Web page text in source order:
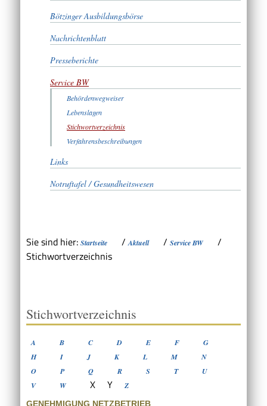
Bötzinger Ausbildungsbörse
Nachrichtenblatt
Presseberichte
Service BW
Behördenwegweiser
Lebenslagen
Stichwortverzeichnis
Verfahrensbeschreibungen
Links
Notruftafel / Gesundheitswesen
Sie sind hier: Startseite /Aktuell / Service BW
/
Stichwortverzeichnis
Stichwortverzeichnis
A B C D E F
G
H
I J K L M
N
O
P Q R S T
U
V
W X Y Z
GENEHMIGUNG NETZBETRIEB